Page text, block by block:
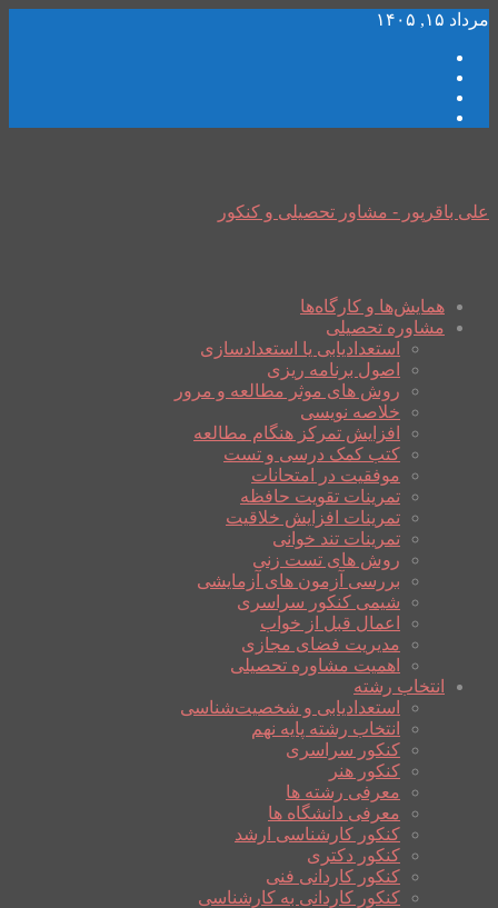
مرداد ۱۵, ۱۴۰۵
علی باقرپور - مشاور تحصیلی و کنکور
همایش‌ها و کارگاه‌ها
مشاوره تحصیلی
استعدادیابی یا استعدادسازی
اصول برنامه ریزی
روش های موثر مطالعه و مرور
خلاصه نویسی
افزایش تمرکز هنگام مطالعه
کتب کمک درسی و تست
موفقیت در امتحانات
تمرینات تقویت حافظه
تمرینات افزایش خلاقیت
تمرینات تند خوانی
روش های تست زنی
بررسی آزمون های آزمایشی
شیمی کنکور سراسری
اعمال قبل از خواب
مدیریت فضای مجازی
اهمیت مشاوره تحصیلی
انتخاب رشته
استعدادیابی و شخصیت‌شناسی
انتخاب رشته پایه نهم
کنکور سراسری
کنکور هنر
معرفی رشته ها
معرفی دانشگاه ها
کنکور کارشناسی ارشد
کنکور دکتری
کنکور کاردانی فنی
کنکور کاردانی به کارشناسی